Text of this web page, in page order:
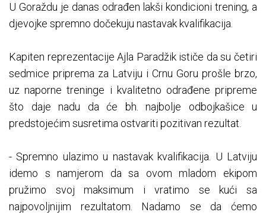
U Goraždu je danas odrađen lakši kondicioni trening, a
djevojke spremno dočekuju nastavak kvalifikacija.
Kapiten reprezentacije Ajla Paradžik ističe da su četiri
sedmice priprema za Latviju i Crnu Goru prošle brzo,
uz naporne treninge i kvalitetno odrađene pripreme
što daje nadu da će bh. najbolje odbojkašice u
predstojećim susretima ostvariti pozitivan rezultat.
- Spremno ulazimo u nastavak kvalifikacija. U Latviju
idemo s namjerom da sa ovom mladom ekipom
pružimo svoj maksimum i vratimo se kući sa
najpovoljnijim rezultatom. Nadamo se da ćemo